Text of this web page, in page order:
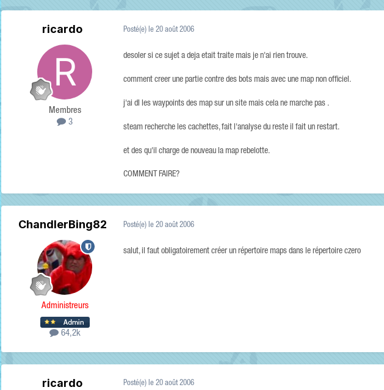
ricardo
Membres
3
Posté(e) le 20 août 2006
desoler si ce sujet a deja etait traite mais je n'ai rien trouve.
comment creer une partie contre des bots mais avec une map non officiel.
j'ai dl les waypoints des map sur un site mais cela ne marche pas .
steam recherche les cachettes, fait l'analyse du reste il fait un restart.
et des qu'il charge de nouveau la map rebelotte.
COMMENT FAIRE?
ChandlerBing82
Administreurs
64,2k
Posté(e) le 20 août 2006
salut, il faut obligatoirement créer un répertoire maps dans le répertoire czero
ricardo Posté(e) le 20 août 2006